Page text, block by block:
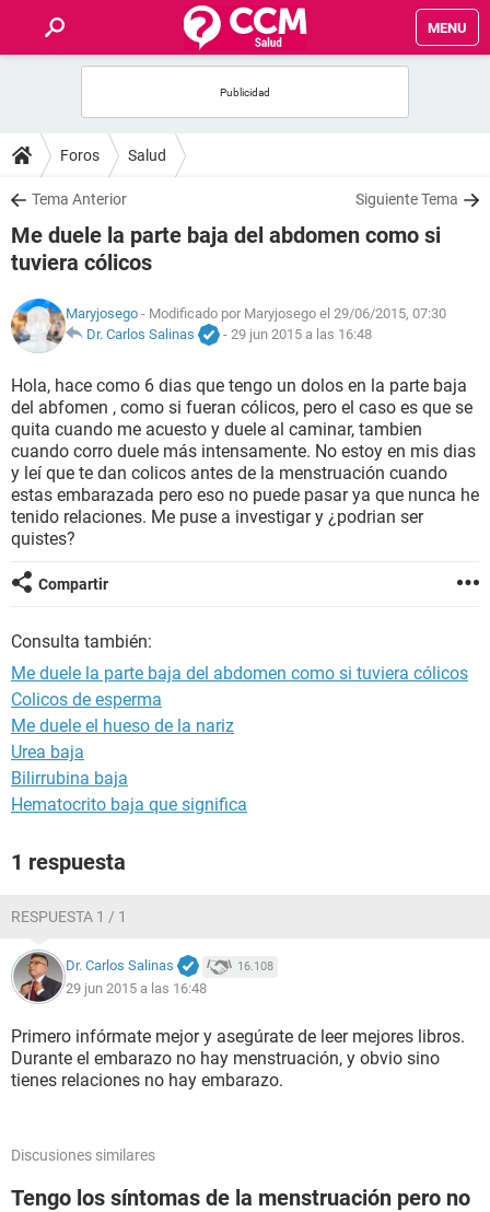
MENU
FOROS
SALUD
FAMILIA
NUTRICIÓN
SEXUALIDAD
GLOSARIO
Foros Salud
Tema Anterior Siguiente Tema
Me duele la parte baja del abdomen como si
tuviera cólicos
Maryjosego - Modificado por Maryjosego el 29/06/2015, 07:30
Dr. Carlos Salinas
- 29 jun 2015 a las 16:48
Hola, hace como 6 dias que tengo un dolos en la parte baja
del abfomen , como si fueran cólicos, pero el caso es que se
quita cuando me acuesto y duele al caminar, tambien
cuando corro duele más intensamente. No estoy en mis dias
y leí que te dan colicos antes de la menstruación cuando
estas embarazada pero eso no puede pasar ya que nunca he
tenido relaciones. Me puse a investigar y ¿podrian ser
quistes?
Compartir
Consulta también:
Me duele la parte baja del abdomen como si tuviera cólicos
Colicos de esperma
Me duele el hueso de la nariz
Urea baja
Bilirrubina baja
Hematocrito baja que significa
1 respuesta
RESPUESTA 1 / 1
Dr. Carlos Salinas 16.108
29 jun 2015 a las 16:48
Primero infórmate mejor y asegúrate de leer mejores libros.
Durante el embarazo no hay menstruación, y obvio sino
tienes relaciones no hay embarazo.
Discusiones similares
Tengo los síntomas de la menstruación pero no